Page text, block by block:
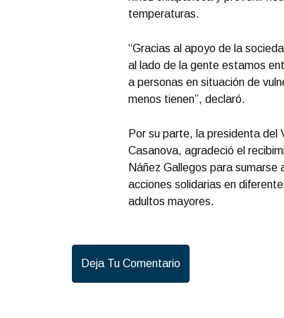
temperaturas.
“Gracias al apoyo de la
al lado de la gente estamos
a personas en situación de
menos tienen”, declaró.
Por su parte, la presidenta del
Casanova, agradeció el
Náñez Gallegos para
acciones solidarias en
adultos mayores.
Deja Tu Comentario